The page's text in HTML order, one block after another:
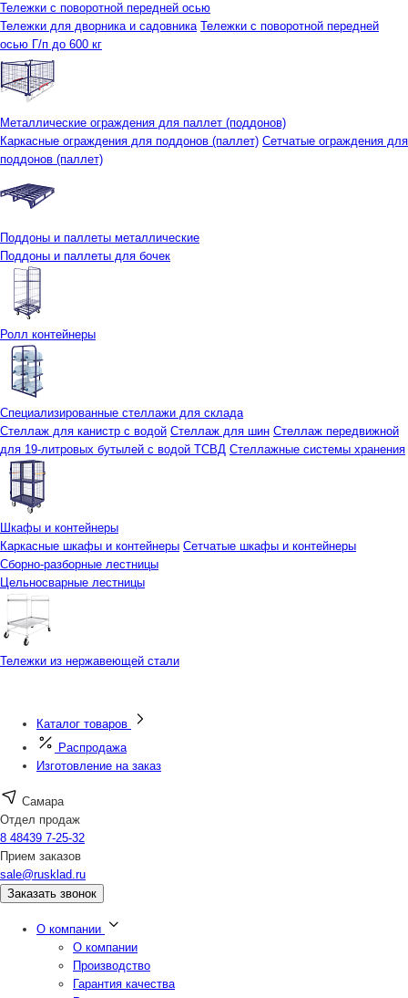
Тележки с поворотной передней осью
Тележки для дворника и садовника Тележки с поворотной передней
осью Г/п до 600 кг
Металлические ограждения для паллет (поддонов)
Каркасные ограждения для поддонов (паллет) Сетчатые ограждения для
поддонов (паллет)
Поддоны и паллеты металлические
Поддоны и паллеты для бочек
Ролл контейнеры
Специализированные стеллажи для склада
Стеллаж для канистр с водой Стеллаж для шин Стеллаж передвижной
для 19-литровых бутылей с водой ТСВД Стеллажные системы хранения
Шкафы и контейнеры
Каркасные шкафы и контейнеры Сетчатые шкафы и контейнеры
Сборно-разборные лестницы
Цельносварные лестницы
Тележки из нержавеющей стали
Каталог товаров
Распродажа
Изготовление на заказ
Самара
Отдел продаж
8 48439 7-25-32
Прием заказов
sale@rusklad.ru
Заказать звонок
О компании
О компании
Производство
Гарантия качества